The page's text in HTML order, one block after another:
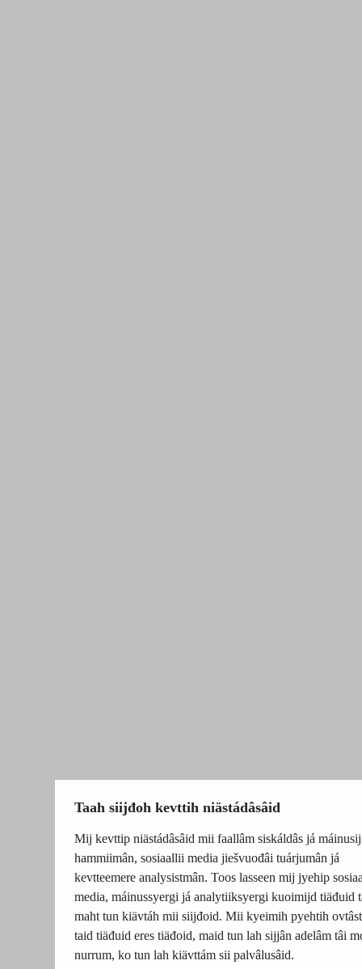
Taah siijđoh kevttih niästádâsâid
Mij kevttip niästádâsâid mii faallâm siskáldâs já máinusij
hammiimân, sosiaallii media jiešvuođâi tuárjumân já
kevtteemere analysistmân. Toos lasseen mij jyehip
media, máinussyergi já analytiiksyergi kuoimijd tiäđuid
maht tun kiävtáh mii siijđoid. Mii kyeimih pyehtih
taid tiäđuid eres tiäđoid, maid tun lah sijjân adelâm tâi
nurrum, ko tun lah kiävttám sii palvâlusâid.